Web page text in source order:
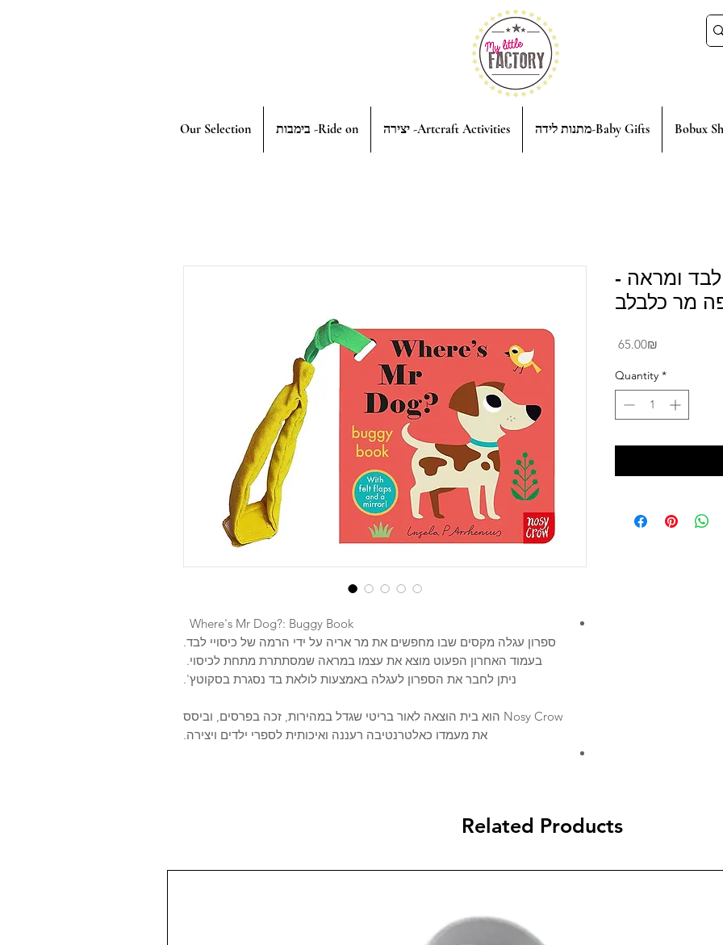
Our Selection בימבות -Ride on יצירה -Artcraft Activities מתנות לידה-Baby Gifts Bobux
Where's Mr Dog?: Buggy Book
ספרון עגלה מקסים שבו מחפשים את מר אריה על ידי הרמה של כיסויי לבד.
בעמוד האחרון הפעוט מוצא את עצמו במראה שמסתתרת מתחת לכיסוי.
ניתן לחבר את הספרון לעגלה באמצעות לולאת בד נסגרת בסקוטץ'.
Nosy Crow הוא בית הוצאה לאור בריטי שגדל במהירות, זכה בפרסים, וביסס
את מעמדו כאלטרנטיבה רעננה ואיכותית לספרי ילדים ויצירה.
לבד ומראה -
‏65.00 ‏₪
Quantity *
Related Products